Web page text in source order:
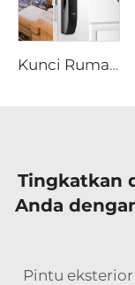
Kunci Rumah Pintar dengan Fungsi Biometrik Kata Sandi Sidik Jari Tenon A6 Pro
Tingkatkan
Anda
Pintu